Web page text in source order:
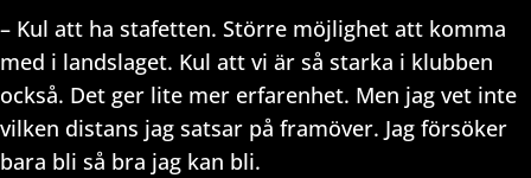
– Kul att ha stafetten. Större möjlighet att komma
med i landslaget. Kul att vi är så starka i klubben
också. Det ger lite mer erfarenhet. Men jag vet inte
vilken distans jag satsar på framöver. Jag försöker
bara bli så bra jag kan bli.